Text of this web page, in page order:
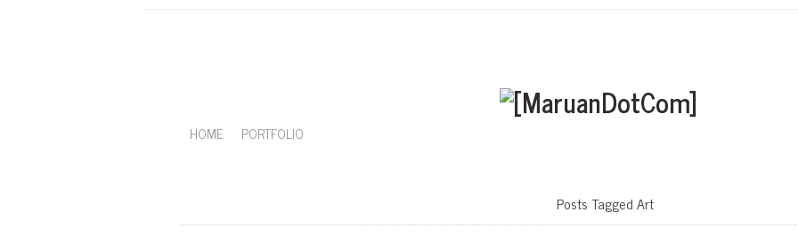
HOME PORTFOLIO
Posts Tagged Art